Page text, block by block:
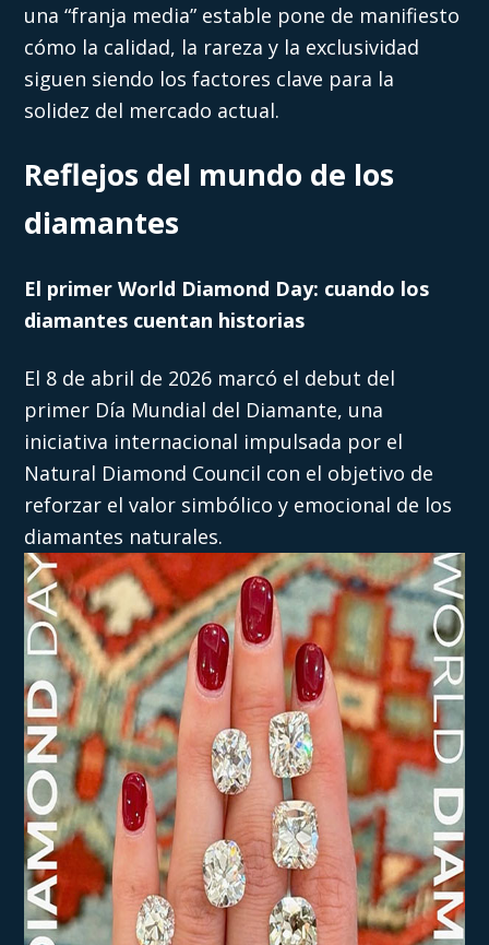
una “franja media” estable pone de manifiesto
cómo la calidad, la rareza y la exclusividad
siguen siendo los factores clave para la
solidez del mercado actual.
Reflejos del mundo de los
diamantes
El primer World Diamond Day: cuando los
diamantes cuentan historias
El 8 de abril de 2026 marcó el debut del
primer Día Mundial del Diamante, una
iniciativa internacional impulsada por el
Natural Diamond Council con el objetivo de
reforzar el valor simbólico y emocional de los
diamantes naturales.